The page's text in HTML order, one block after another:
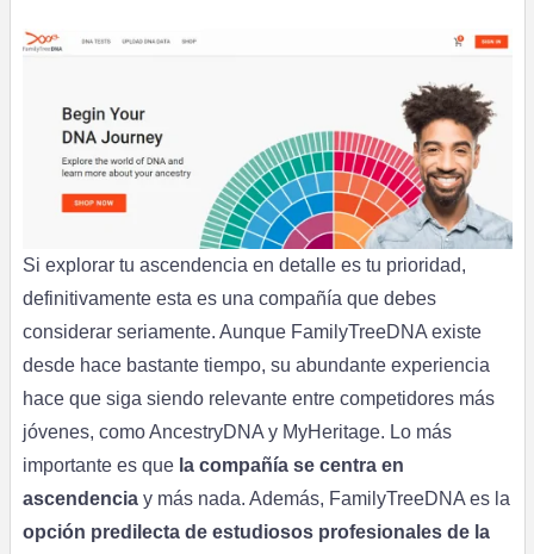
Si explorar tu ascendencia en detalle es tu prioridad,
definitivamente esta es una compañía que debes
considerar seriamente. Aunque FamilyTreeDNA existe
desde hace bastante tiempo, su abundante experiencia
hace que siga siendo relevante entre competidores más
jóvenes, como AncestryDNA y MyHeritage. Lo más
importante es que la compañía se centra en
ascendenciay más nada. Además, FamilyTreeDNA es la
opción predilecta de estudiosos profesionales de la